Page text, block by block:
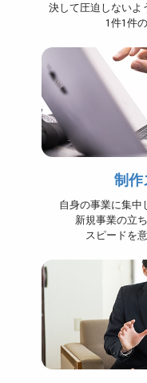
決して圧迫しないよ
1件1件
制作
自身の事業に集中
新規事業の立
スピードを